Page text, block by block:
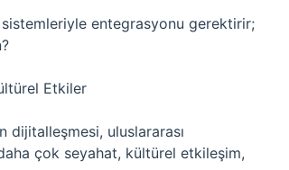
entegrasyonu gerektirir;
Etkiler
dijitalleşmesi, uluslararası
çok seyahat, kültürel etkileşim,